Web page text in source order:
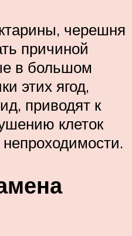
черешня
причиной
в большом
этих ягод,
приводят к
клеток